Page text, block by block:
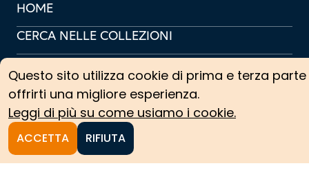
Questo sito utilizza cookie di prima e terza
offrirti una migliore esperienza.
Leggi di più su come usiamo i cookie.
ACCETTA RIFIUTA
HOME
CERCA NELLE COLLEZIONI
COLLEZIONI SCIENTIFICHE
PERCORSI TEMATICI
PROTAGONISTI